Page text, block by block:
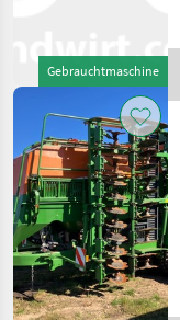
Gebrauchtmaschine